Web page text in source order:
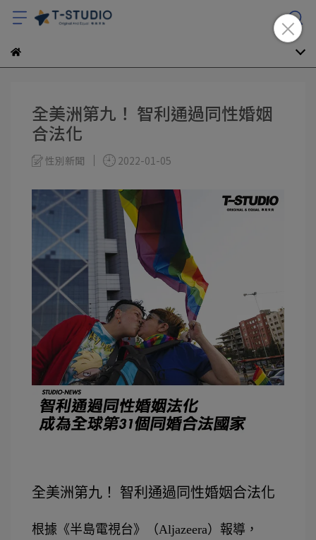
全美洲第九！ 智利通過同性婚姻
合法化
性別新聞 2022-01-05
全美洲第九！ 智利通過同性婚姻合法化
根據《半島電視台》（Aljazeera）報導，